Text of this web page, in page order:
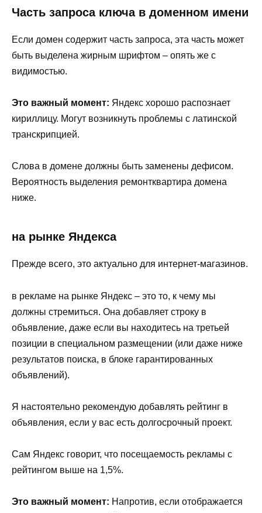
Часть запроса ключа в доменном имени
Если домен содержит часть запроса, эта часть может
быть выделена жирным шрифтом – опять же с
видимостью.
Это важный момент: Яндекс хорошо распознает
кириллицу. Могут возникнуть проблемы с латинской
транскрипцией.
Слова в домене должны быть заменены дефисом.
Вероятность выделения ремонтквартира домена
ниже.
на рынке Яндекса
Прежде всего, это актуально для интернет-магазинов.
в рекламе на рынке Яндекс – это то, к чему мы
должны стремиться. Она добавляет строку в
объявление, даже если вы находитесь на третьей
позиции в специальном размещении (или даже ниже
результатов поиска, в блоке гарантированных
объявлений).
Я настоятельно рекомендую добавлять рейтинг в
объявления, если у вас есть долгосрочный проект.
Сам Яндекс говорит, что посещаемость рекламы с
рейтингом выше на 1,5%.
Это важный момент: Напротив, если отображается